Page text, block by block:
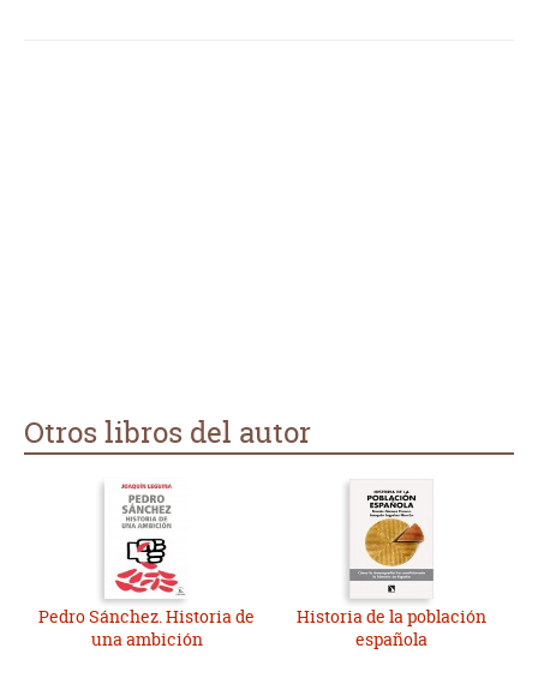
Otros libros del autor
Pedro Sánchez. Historia de
una ambición
Historia de la población
española